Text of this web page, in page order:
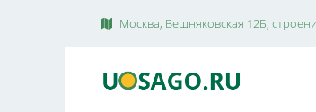
Москва, Вешняковская 12Б,